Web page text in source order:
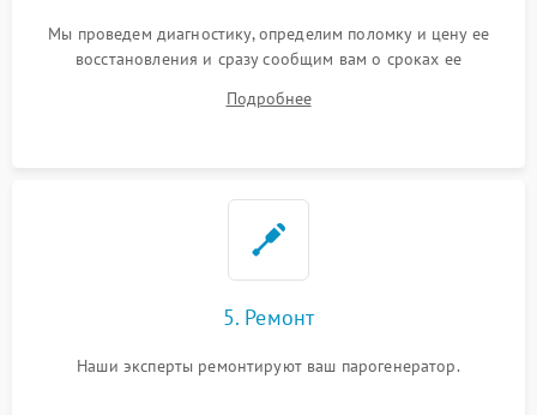
Мы проведем диагностику, определим поломку и цену ее
восстановления и сразу сообщим вам о сроках ее
Подробнее
5. Ремонт
Наши эксперты ремонтируют ваш парогенератор.